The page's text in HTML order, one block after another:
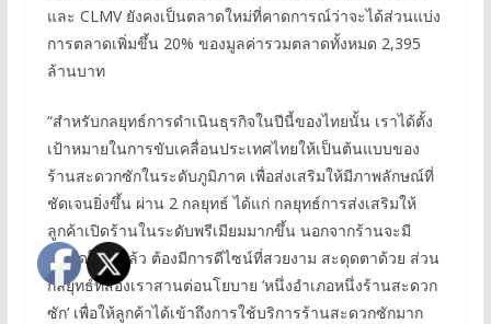
และ CLMV ยังคงเป็นตลาดใหม่ที่คาดการณ์ว่าจะได้ส่วนแบ่ง
การตลาดเพิ่มขึ้น 20% ของมูลค่ารวมตลาดทั้งหมด 2,395
ล้านบาท
“สำหรับกลยุทธ์การดำเนินธุรกิจในปีนี้ของไทยนั้น เราได้ตั้ง
เป้าหมายในการขับเคลื่อนประเทศไทยให้เป็นต้นแบบของ
ร้านสะดวกซักในระดับภูมิภาค เพื่อส่งเสริมให้มีภาพลักษณ์ที่
ชัดเจนยิ่งขึ้น ผ่าน 2 กลยุทธ์ ได้แก่ กลยุทธ์การส่งเสริมให้
ลูกค้าเปิดร้านในระดับพรีเมียมมากขึ้น นอกจากร้านจะมี
ขนาดใหญ่แล้ว ต้องมีการดีไซน์ที่สวยงาม สะดุดตาด้วย ส่วน
กลยุทธ์ที่สองเราสานต่อนโยบาย ‘หนึ่งอำเภอหนึ่งร้านสะดวก
ซัก’ เพื่อให้ลูกค้าได้เข้าถึงการใช้บริการร้านสะดวกซักมาก